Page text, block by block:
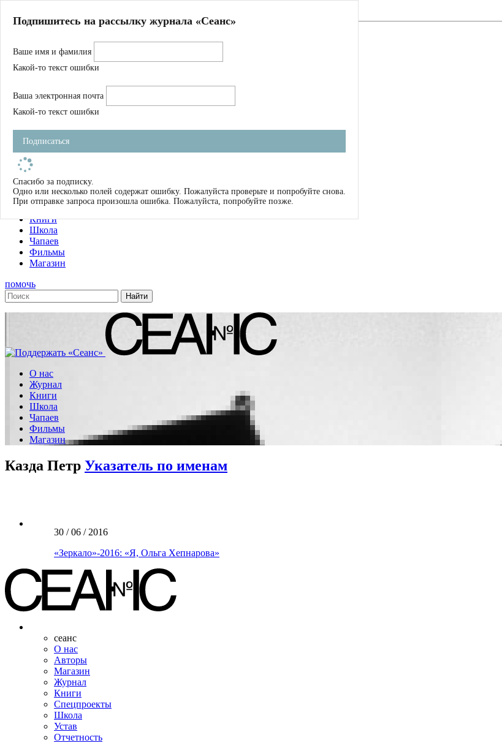
Магазин
Журнал
Школа
Устав
Фильмы
Имена
Тэги
О нас
Журнал
Книги
Школа
Чапаев
Фильмы
Магазин
помочь
О нас
Журнал
Книги
Школа
Чапаев
Фильмы
Магазин
Казда Петр Указатель по именам
30 / 06 / 2016
«Зеркало»-2016: «Я, Ольга Хепнарова»
сеанс
О нас
Авторы
Магазин
Журнал
Книги
Спецпроекты
Школа
Устав
Отчетность
Подпишитесь на рассылку журнала «Сеанс»
Ваше имя и фамилия
Какой-то текст ошибки
Ваша электронная почта
Какой-то текст ошибки
Подписаться
Спасибо за подписку.
Одно или несколько полей содержат ошибку. Пожалуйста проверьте и попробуйте снова.
При отправке запроса произошла ошибка. Пожалуйста, попробуйте позже.